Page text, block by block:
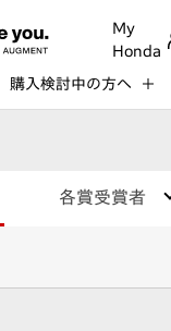
My
Honda
購入検討中の方へ
各賞受賞者